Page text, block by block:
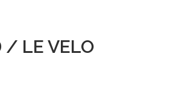
LE VELO